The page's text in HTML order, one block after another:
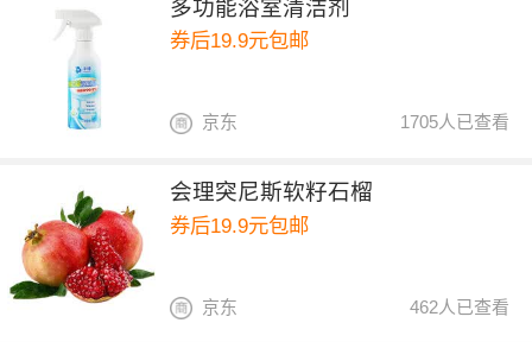
多功能浴室清洁剂
券后19.9元包邮
1705人已查看
京东
会理突尼斯软籽石榴
券后19.9元包邮
462人已查看
京东